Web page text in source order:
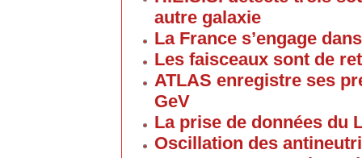
autre galaxie
La France s’engage
Les faisceaux sont de
ATLAS enregistre ses
GeV
La prise de données du
Oscillation des